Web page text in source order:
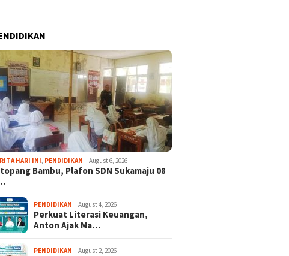
HARI INI PENDIDIKAN August 6, 2026
Bambu, Plafon SDN Sukamaju 08
PENDIDIKAN August 4, 2026
Perkuat Literasi Keuangan,
Anton Ajak Ma…
PENDIDIKAN August 2, 2026